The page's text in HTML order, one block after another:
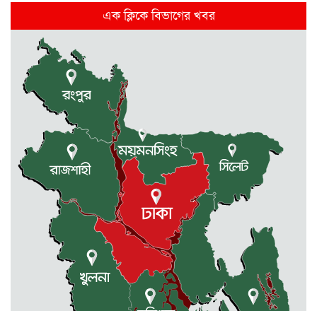
দিল্লিতে হাসিনার গণমাধ্যমে ভাষণ নিয়ে যা
বলছে ভারত
রাজধানীর তিন ক্যাম্পাসে ছাত্রদল-
ছাত্রশিবির দফায় দফায় সংঘর্ষ
সরকারের ফ্যামিলি কার্ড কার্যক্রম
বাস্তবায়নে ব্যয় ২০০০ কোটি টাকা
মোহনগঞ্জে কর্মস্থলেই অসুস্থ- রক্তবমির পর
প্রাণ গেল স্বাস্থ্য কর্মকর্তার
কুড়িগ্রামে বন্যাদুর্গতদের জন্য বরাদ্দকৃত
৩০ মেট্রিক টন চাল,একমুঠোও জোটেনি
ক্ষতিগ্রস্ত মানুষের ভাগ্যে
এক ক্লিকে বিভাগের খবর